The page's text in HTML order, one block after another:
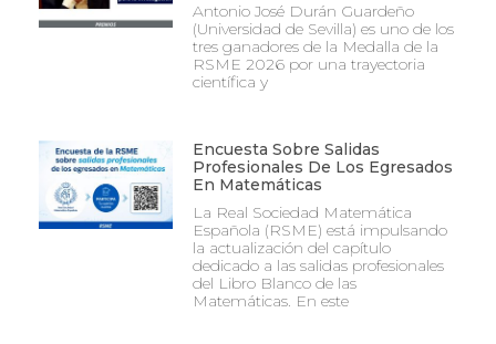
Antonio José Durán Guardeño
(Universidad de Sevilla) es uno de los
tres ganadores de la Medalla de la
RSME 2026 por una trayectoria
científica y
Encuesta Sobre Salidas
Profesionales De Los Egresados
En Matemáticas
La Real Sociedad Matemática
Española (RSME) está impulsando
la actualización del capítulo
dedicado a las salidas profesionales
del Libro Blanco de las
Matemáticas. En este